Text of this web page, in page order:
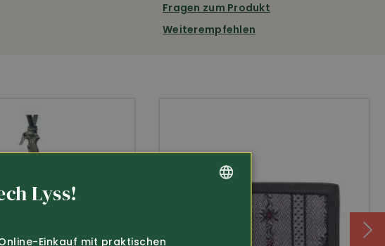
Fragen zum Produkt
Weiterempfehlen
Lyss!
Einkauf mit praktischen